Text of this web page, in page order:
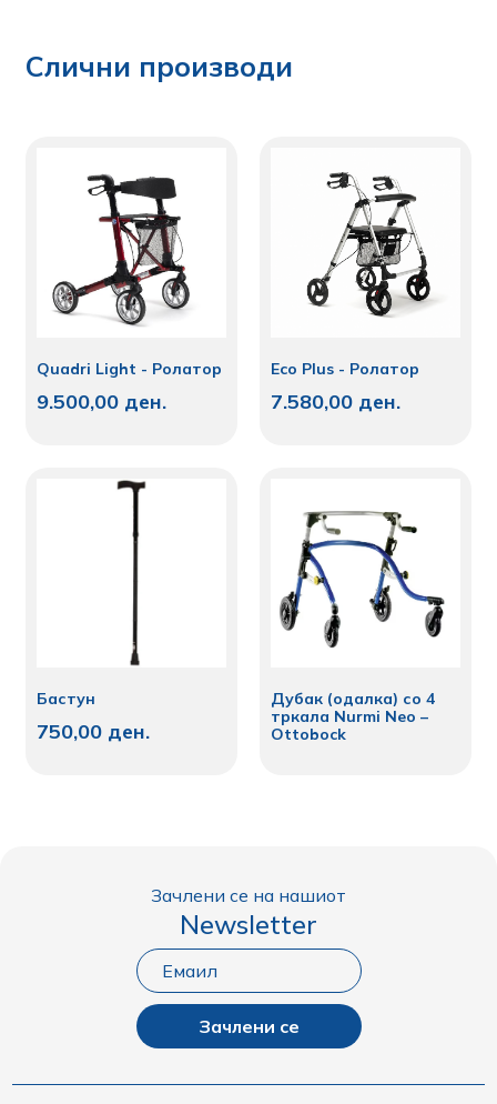
Слични производи
Quadri Light - Ролатор
9.500,00 ден.
Eco Plus - Ролатор
7.580,00 ден.
Бастун
750,00 ден.
Дубак (одалка) со 4
тркала Nurmi Neo –
Ottobock
Зачлени се на нашиот
Newsletter
Зачлени се